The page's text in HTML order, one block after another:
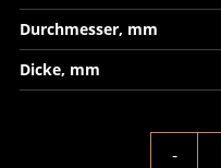
Durchmesser, mm
Dicke, mm
-